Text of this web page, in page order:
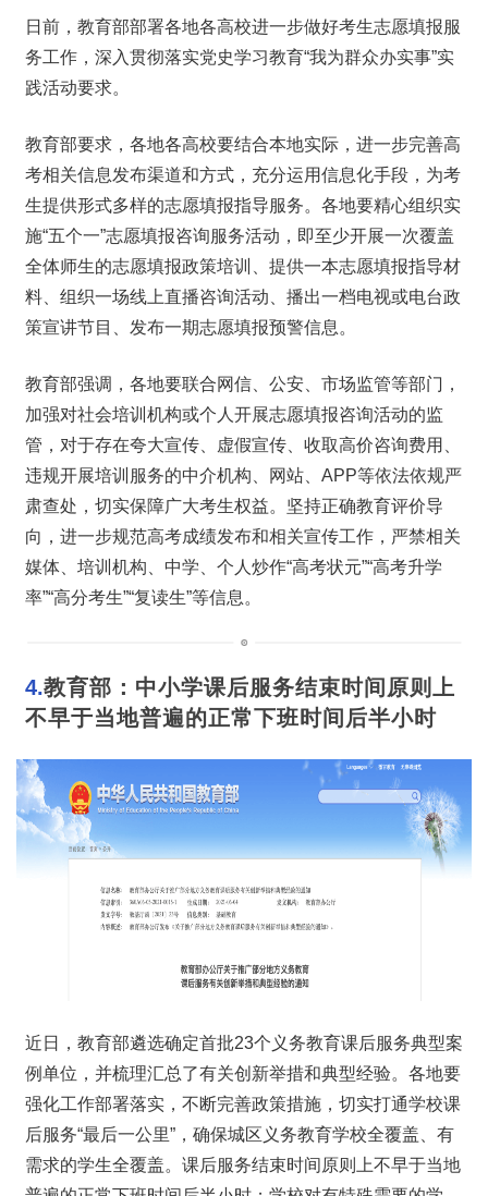
日前，教育部部署各地各高校进一步做好考生志愿填报服
务工作，深入贯彻落实党史学习教育“我为群众办实事”实
践活动要求。
教育部要求，各地各高校要结合本地实际，进一步完善高
考相关信息发布渠道和方式，充分运用信息化手段，为考
生提供形式多样的志愿填报指导服务。各地要精心组织实
施“五个一”志愿填报咨询服务活动，即至少开展一次覆盖
全体师生的志愿填报政策培训、提供一本志愿填报指导材
料、组织一场线上直播咨询活动、播出一档电视或电台政
策宣讲节目、发布一期志愿填报预警信息。
教育部强调，各地要联合网信、公安、市场监管等部门，
加强对社会培训机构或个人开展志愿填报咨询活动的监
管，对于存在夸大宣传、虚假宣传、收取高价咨询费用、
违规开展培训服务的中介机构、网站、APP等依法依规严
肃查处，切实保障广大考生权益。坚持正确教育评价导
向，进一步规范高考成绩发布和相关宣传工作，严禁相关
媒体、培训机构、中学、个人炒作“高考状元”“高考升学
率”“高分考生”“复读生”等信息。
4.教育部： 中小学课后服务结束时间原则上
不早于当地普遍的正常下班时间后半小时
近日，教育部遴选确定首批23个义务教育课后服务典型案
例单位，并梳理汇总了有关创新举措和典型经验。各地要
强化工作部署落实，不断完善政策措施，切实打通学校课
后服务“最后一公里”，确保城区义务教育学校全覆盖、有
需求的学生全覆盖。课后服务结束时间原则上不早于当地